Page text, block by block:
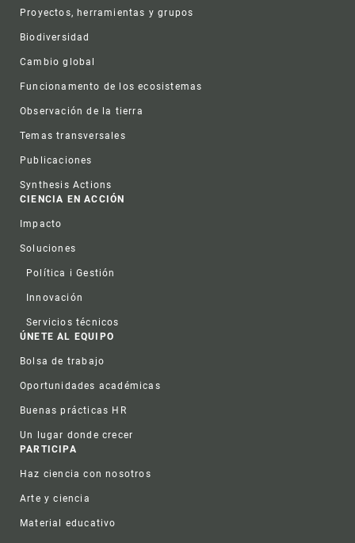
Proyectos, herramientas y grupos
Biodiversidad
Cambio global
Funcionamento de los ecosistemas
Observación de la tierra
Temas transversales
Publicaciones
Synthesis Actions
CIENCIA EN ACCIÓN
Impacto
Soluciones
Política i Gestión
Innovación
Servicios técnicos
ÚNETE AL EQUIPO
Bolsa de trabajo
Oportunidades académicas
Buenas prácticas HR
Un lugar donde crecer
PARTICIPA
Haz ciencia con nosotros
Arte y ciencia
Material educativo